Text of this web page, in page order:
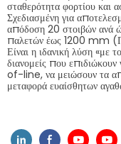
σταθερότητα φορτίου και
Σχεδιασμένη για
απόδοση 20 στοιβών ανά
παλετών έως 1200
Είναι η ιδανική λύση «με
διανομείς που
of-line, να μειώσουν τα
μεταφορά ευαίσθητων